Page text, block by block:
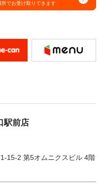
所でお受け取りできます
駅前店
15-2 第5オムニクスビル 4階